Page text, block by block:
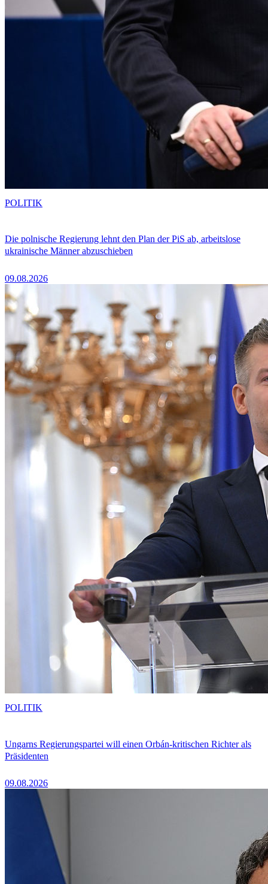
Die polnische Regierung lehnt den Plan der PiS ab, arbeitslose
ukrainische Männer abzuschieben
09.08.2026
POLITIK
Ungarns Regierungspartei will einen Orbán-kritischen Richter als
Präsidenten
09.08.2026
POLITIK